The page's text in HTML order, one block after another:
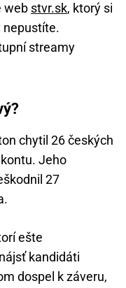
web stvr.sk, ktorý si
nepustíte.
streamy
chytil 26 českých
Jeho
27
ešte
kandidáti
dospel k záveru,